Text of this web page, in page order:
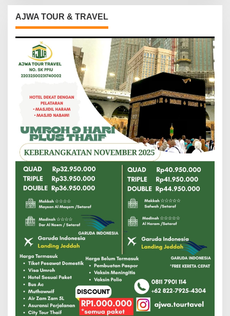
AJWA TOUR & TRAVEL